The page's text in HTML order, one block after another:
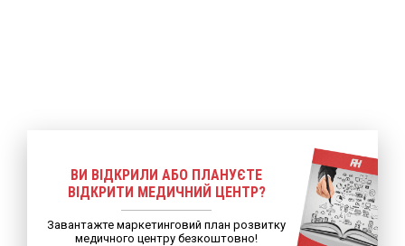
ВИ ВІДКРИЛИ АБО ПЛАНУЄТЕ
ВІДКРИТИ МЕДИЧНИЙ ЦЕНТР?
Завантажте маркетинговий план розвитку
медичного центру безкоштовно!